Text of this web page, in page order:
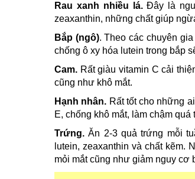
Rau xanh nhiều lá.Đây là
zeaxanthin, những chất giúp
Bắp (ngô). Theo các chuyên
chống ô xy hóa lutein trong bắp
Cam. Rất giàu vitamin C cải
cũng như khô mắt.
Hạnh nhân. Rất tốt cho những
E, chống khô mắt, làm chậm
Trứng.Ăn 2-3 quả trứng mỗi
lutein, zeaxanthin và chất kẽm.
mỏi mắt cũng như giảm nguy cơ